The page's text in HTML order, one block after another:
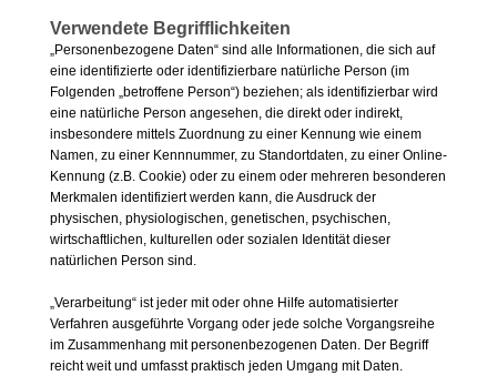
Verwendete Begrifflichkeiten
„Personenbezogene Daten“ sind alle Informationen, die sich auf
eine identifizierte oder identifizierbare natürliche Person (im
Folgenden „betroffene Person“) beziehen; als identifizierbar wird
eine natürliche Person angesehen, die direkt oder indirekt,
insbesondere mittels Zuordnung zu einer Kennung wie einem
Namen, zu einer Kennnummer, zu Standortdaten, zu einer Online-
Kennung (z.B. Cookie) oder zu einem oder mehreren besonderen
Merkmalen identifiziert werden kann, die Ausdruck der
physischen, physiologischen, genetischen, psychischen,
wirtschaftlichen, kulturellen oder sozialen Identität dieser
natürlichen Person sind.
„Verarbeitung“ ist jeder mit oder ohne Hilfe automatisierter
Verfahren ausgeführte Vorgang oder jede solche Vorgangsreihe
im Zusammenhang mit personenbezogenen Daten. Der Begriff
reicht weit und umfasst praktisch jeden Umgang mit Daten.